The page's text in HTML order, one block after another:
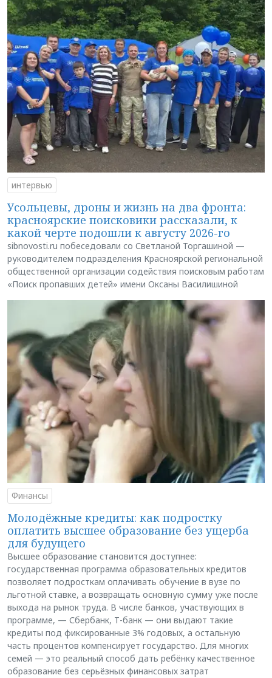
интервью
Усольцевы, дроны и жизнь на два фронта:
красноярские поисковики рассказали, к
какой черте подошли к августу 2026-го
sibnovosti.ru побеседовали со Светланой Торгашиной —
руководителем подразделения Красноярской региональной
общественной организации содействия поисковым работам
«Поиск пропавших детей» имени Оксаны Василишиной
Финансы
Молодёжные кредиты: как подростку
оплатить высшее образование без ущерба
для будущего
Высшее образование становится доступнее:
государственная программа образовательных кредитов
позволяет подросткам оплачивать обучение в вузе по
льготной ставке, а возвращать основную сумму уже после
выхода на рынок труда. В числе банков, участвующих в
программе, — Сбербанк, Т-банк — они выдают такие
кредиты под фиксированные 3% годовых, а остальную
часть процентов компенсирует государство. Для многих
семей — это реальный способ дать ребёнку качественное
образование без серьёзных финансовых затрат